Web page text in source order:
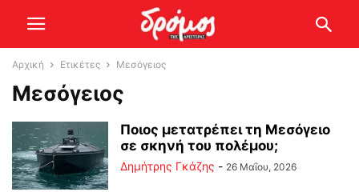
Αρχική Ετικέτες Μεσόγειος
Μεσόγειος
Ποιος μετατρέπει τη Μεσόγειο
σε σκηνή του πολέμου;
Δημήτρης Γκάζης - 26 Μαΐου, 2026